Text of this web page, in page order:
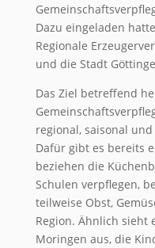
Dazu eingeladen
Regionale
und die Stadt
Das Ziel betreffend
regional, saisonal
Dafür gibt es bereits
beziehen die
Schulen verpflegen,
teilweise Obst,
Region. Ähnlich sieht
Moringen aus, die